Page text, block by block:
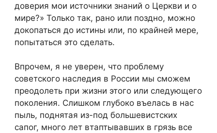
доверия мои источники знаний о Церкви и о
мире?» Только так, рано или поздно, можно
докопаться до истины или, по крайней мере,
попытаться это сделать.
Впрочем, я не уверен, что проблему
советского наследия в России мы сможем
преодолеть при жизни этого или следующего
поколения. Слишком глубоко въелась в нас
пыль, поднятая из-под большевистских
сапог, много лет втаптывавших в грязь все